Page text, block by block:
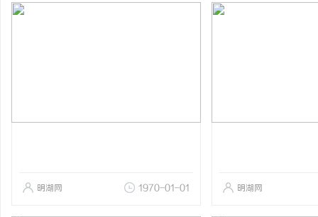
明湖网 1970-01-01 明湖网